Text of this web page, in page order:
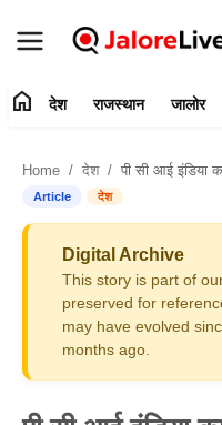
संपर्क करें
राजस्थान
खेल
home देश राजस्थान जालोर
Home देश पी सी आई इंडिया
Article देश
Digital Archive
This story is part of
preserved for
may have evolved
months ago.